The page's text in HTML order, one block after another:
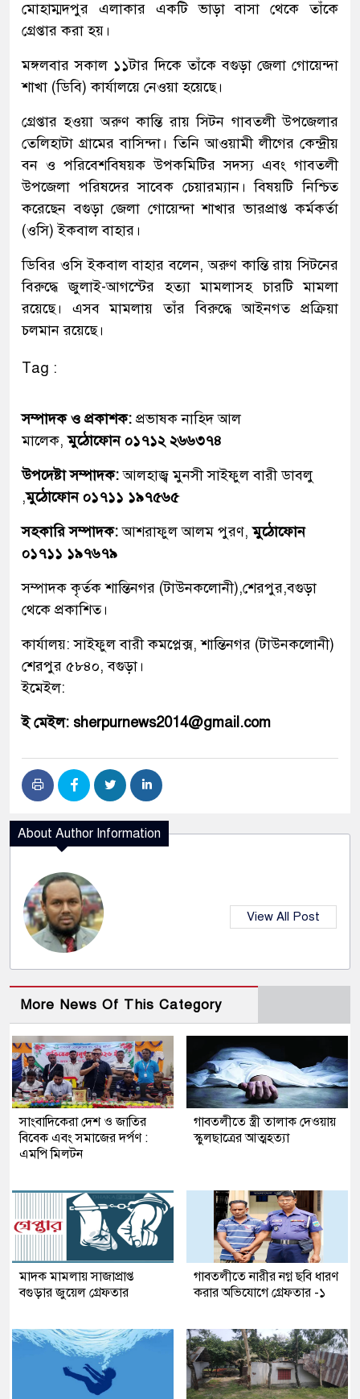
মোহাম্মদপুর এলাকার একটি ভাড়া বাসা থেকে তাঁকে
গ্রেপ্তার করা হয়।
মঙ্গলবার সকাল ১১টার দিকে তাঁকে বগুড়া জেলা গোয়েন্দা
শাখা (ডিবি) কার্যালয়ে নেওয়া হয়েছে।
গ্রেপ্তার হওয়া অরুণ কান্তি রায় সিটন গাবতলী উপজেলার
তেলিহাটা গ্রামের বাসিন্দা। তিনি আওয়ামী লীগের কেন্দ্রীয়
বন ও পরিবেশবিষয়ক উপকমিটির সদস্য এবং গাবতলী
উপজেলা পরিষদের সাবেক চেয়ারম্যান। বিষয়টি নিশ্চিত
করেছেন বগুড়া জেলা গোয়েন্দা শাখার ভারপ্রাপ্ত কর্মকর্তা
(ওসি) ইকবাল বাহার।
ডিবির ওসি ইকবাল বাহার বলেন, অরুণ কান্তি রায় সিটনের
বিরুদ্ধে জুলাই-আগস্টের হত্যা মামলাসহ চারটি মামলা
রয়েছে। এসব মামলায় তাঁর বিরুদ্ধে আইনগত প্রক্রিয়া
চলমান রয়েছে।
Tag :
সম্পাদক ও প্রকাশক: প্রভাষক নাহিদ আল
মালেক,মুঠোফোন ০১৭১২ ২৬৬৩৭৪
উপদেষ্টা সম্পাদক:আলহাজ্ব মুনসী সাইফুল বারী ডাবলু
,মুঠোফোন ০১৭১১ ১৯৭৫৬৫
সহকারি সম্পাদক:আশরাফুল আলম পুরণ,মুঠোফোন
০১৭১১ ১৯৭৬৭৯
সম্পাদক কৃর্তক শান্তিনগর (টাউনকলোনী),শেরপুর,বগুড়া
থেকে প্রকাশিত।
কার্যালয়: সাইফুল বারী কমপ্লেক্স, শান্তিনগর (টাউনকলোনী)
শেরপুর ৫৮৪০, বগুড়া।
ইমেইল:
ই মেইল: sherpurnews2014@gmail.com
About Author Information
View All Post
More News Of This Category
সাংবাদিকেরা দেশ ও জাতির
বিবেক এবং সমাজের দর্পণ :
এমপি মিলটন
গাবতলীতে স্ত্রী তালাক দেওয়ায়
স্কুলছাত্রের আত্মহত্যা
মাদক মামলায় সাজাপ্রাপ্ত
বগুড়ার জুয়েল গ্রেফতার
গাবতলীতে নারীর নগ্ন ছবি ধারণ
করার অভিযোগে গ্রেফতার -১